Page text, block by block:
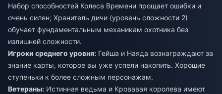
Набор способностей Колеса Времени прощает ошибки и
очень силен; Хранитель дичи (уровень сложности 2)
обучает фундаментальным механикам охотника без
излишней сложности.
Игроки среднего уровня: Гейша и Наяда вознаграждают за
знание карты, которое вы уже успели накопить. Хорошие
ступеньки к более сложным персонажам.
Ветераны: Истинная ведьма и Кровавая королева имеют